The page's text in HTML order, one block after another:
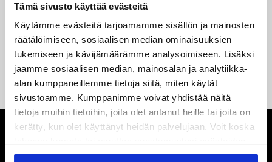
Tämä sivusto käyttää evästeitä
Käytämme evästeitä tarjoamamme sisällön ja mainosten
räätälöimiseen, sosiaalisen median ominaisuuksien
tukemiseen ja kävijämäärämme analysoimiseen. Lisäksi
jaamme sosiaalisen median, mainosalan ja analytiikka-
alan kumppaneillemme tietoja siitä, miten käytät
sivustoamme. Kumppanimme voivat yhdistää näitä
tietoja muihin tietoihin, joita olet antanut heille tai joita on
kerätty, kun olet käyttänyt heidän palvelujaan. Voit koska
käytöstäEvästeet-sivultamme.
yhteistyö jatkuu
14.05.2026
Tuore Sveitsin mestari Juuso Arola JYP-puolustukseen
kahden vuoden sopimuksella